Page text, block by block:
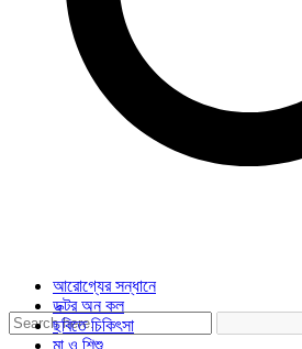
আরোগ্যের সন্ধানে
ডক্টর অন কল
ছবিতে চিকিৎসা
মা ও শিশু